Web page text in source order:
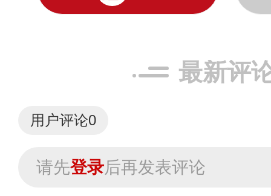
最新评
用户评论0
请先登录后再发表评论